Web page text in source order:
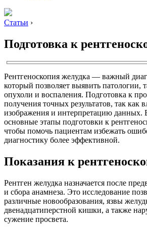
Статьи ›
Подготовка к
Рентгеноскопия желудка — важный
который позволяет выявить патологии,
опухоли и воспаления. Подготовка к
получения точных результатов, так как
изображения и интерпретацию данных.
основные этапы подготовки к
чтобы помочь пациентам избежать
диагностику более эффективной.
Показания к
Рентген желудка назначается после
и сбора анамнеза. Это исследование
различные новообразования, язвы
двенадцатиперстной кишки, а также
сужение просвета.